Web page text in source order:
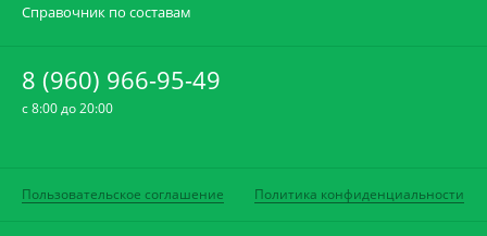
Справочник по составам
8 (960) 966-95-49
c 8:00 до 20:00
Пользовательское соглашение Политика конфиденциальности